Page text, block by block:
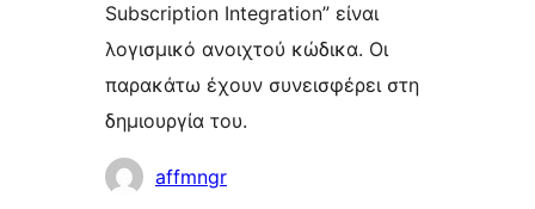
Subscription Integration” είναι
λογισμικό ανοιχτού κώδικα. Οι
παρακάτω έχουν συνεισφέρει στη
δημιουργία του.
Συντελεστές
affmngr